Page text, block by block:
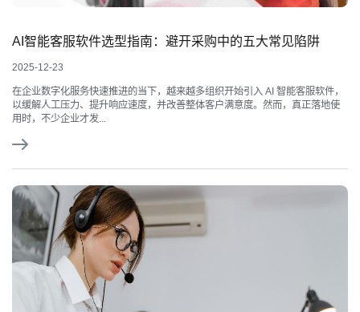
AI智能客服软件选型指南：避开采购中的五大常见陷阱
2025-12-23
在企业数字化服务快速推进的当下，越来越多组织开始引入 AI 智能客服软件，
以缓解人工压力、提升响应速度，并改善整体客户满意度。然而，真正落地使
用时，不少企业才发...